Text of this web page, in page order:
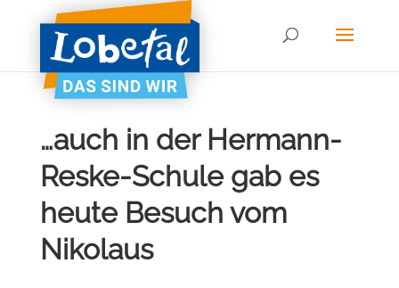
…auch in der Hermann-
Reske-Schule gab es
heute Besuch vom
Nikolaus